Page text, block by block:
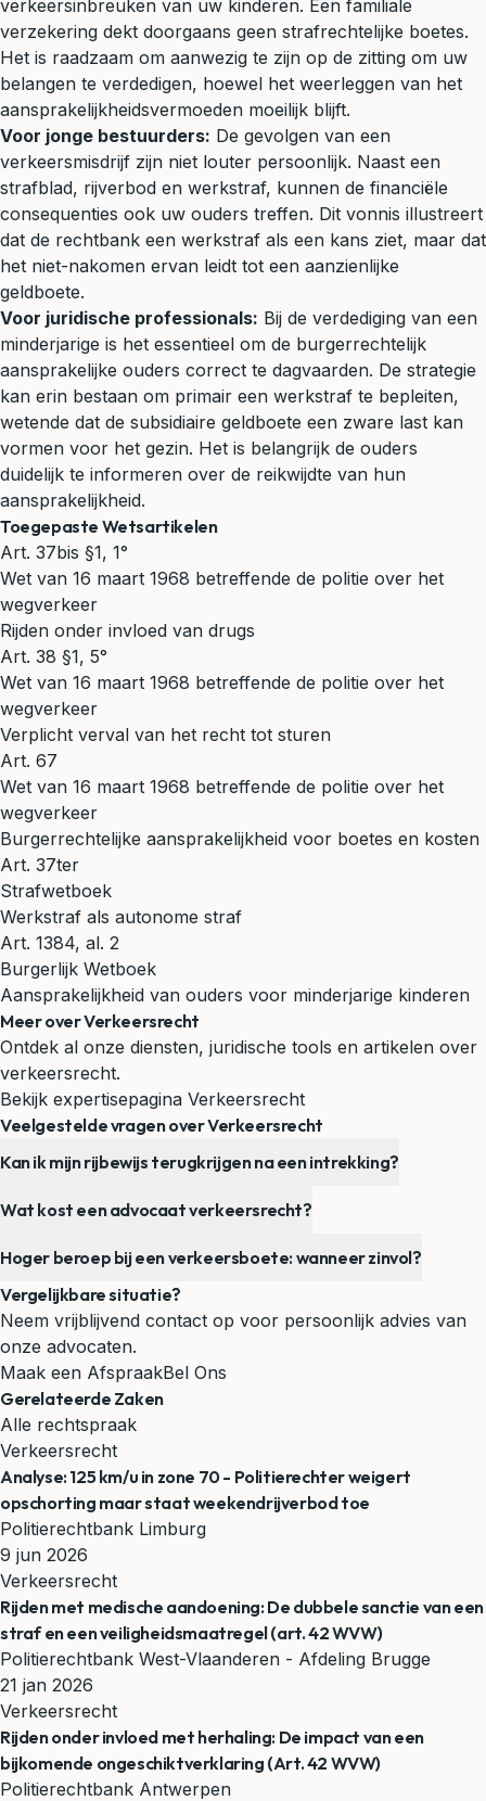
verkeersinbreuken van uw kinderen. Een familiale
verzekering dekt doorgaans geen strafrechtelijke boetes.
Het is raadzaam om aanwezig te zijn op de zitting om uw
belangen te verdedigen, hoewel het weerleggen van het
aansprakelijkheidsvermoeden moeilijk blijft.
Voor jonge bestuurders: De gevolgen van een
verkeersmisdrijf zijn niet louter persoonlijk. Naast een
strafblad, rijverbod en werkstraf, kunnen de financiële
consequenties ook uw ouders treffen. Dit vonnis illustreert
dat de rechtbank een werkstraf als een kans ziet, maar dat
het niet-nakomen ervan leidt tot een aanzienlijke
geldboete.
Voor juridische professionals: Bij de verdediging van een
minderjarige is het essentieel om de burgerrechtelijk
aansprakelijke ouders correct te dagvaarden. De strategie
kan erin bestaan om primair een werkstraf te bepleiten,
wetende dat de subsidiaire geldboete een zware last kan
vormen voor het gezin. Het is belangrijk de ouders
duidelijk te informeren over de reikwijdte van hun
aansprakelijkheid.
Toegepaste Wetsartikelen
Art. 37bis §1, 1°
Wet van 16 maart 1968 betreffende de politie over het
wegverkeer
Rijden onder invloed van drugs
Art. 38 §1, 5°
Wet van 16 maart 1968 betreffende de politie over het
wegverkeer
Verplicht verval van het recht tot sturen
Art. 67
Wet van 16 maart 1968 betreffende de politie over het
wegverkeer
Burgerrechtelijke aansprakelijkheid voor boetes en kosten
Art. 37ter
Strafwetboek
Werkstraf als autonome straf
Art. 1384, al. 2
Burgerlijk Wetboek
Aansprakelijkheid van ouders voor minderjarige kinderen
Meer over Verkeersrecht
Ontdek al onze diensten, juridische tools en artikelen over
verkeersrecht.
Bekijk expertisepagina Verkeersrecht
Veelgestelde vragen over Verkeersrecht
Kan ik mijn rijbewijs terugkrijgen na een intrekking?
Wat kost een advocaat verkeersrecht?
Hoger beroep bij een verkeersboete: wanneer zinvol?
Vergelijkbare situatie?
Neem vrijblijvend contact op voor persoonlijk advies van
onze advocaten.
Maak een AfspraakBel Ons
Gerelateerde Zaken
Alle rechtspraak
Verkeersrecht
Analyse: 125 km/u in zone 70 - Politierechter weigert
opschorting maar staat weekendrijverbod toe
Politierechtbank Limburg
9 jun 2026
Verkeersrecht
Rijden met medische aandoening: De dubbele sanctie van een
straf en een veiligheidsmaatregel (art. 42 WVW)
Politierechtbank West-Vlaanderen - Afdeling Brugge
21 jan 2026
Verkeersrecht
Rijden onder invloed met herhaling: De impact van een
bijkomende ongeschiktverklaring (Art. 42 WVW)
Politierechtbank Antwerpen